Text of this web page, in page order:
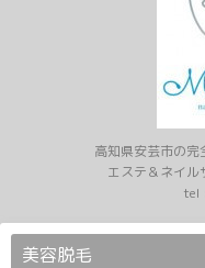
高知県安芸市の
エステ＆ネイル
tel :
美容脱毛